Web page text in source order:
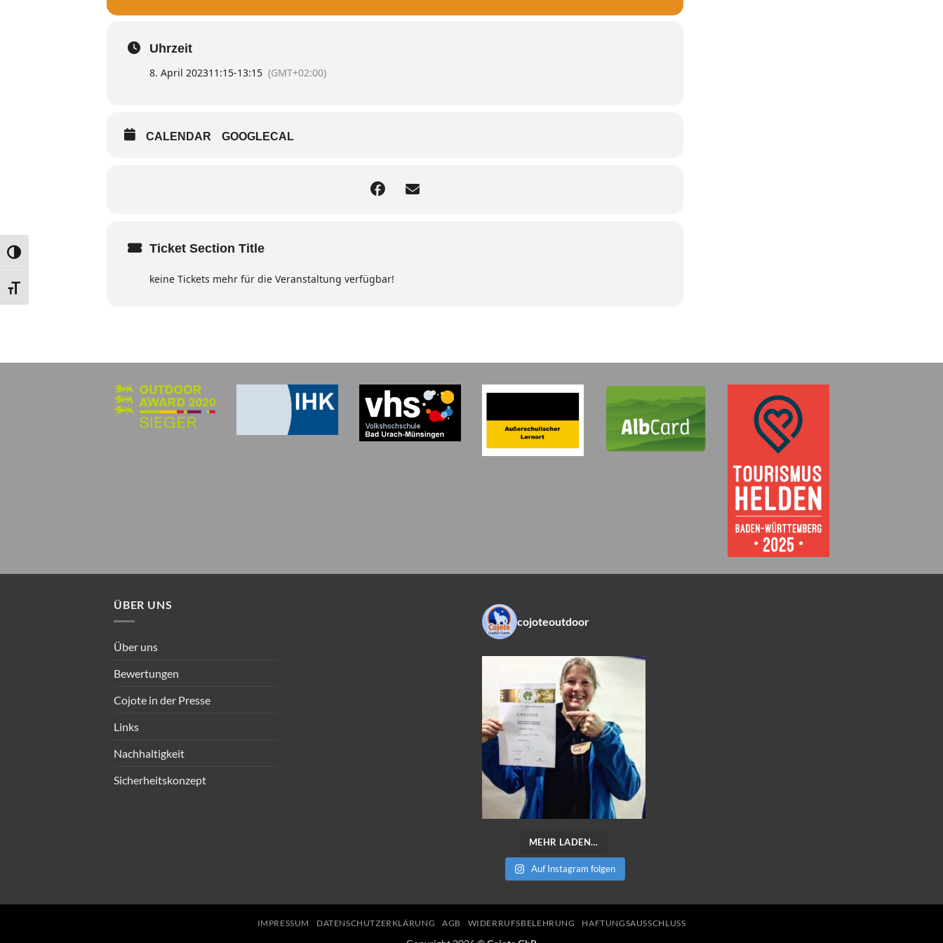
UMSCHALTEN AUF HOHE KONTRASTE
SCHRIFT VERGRÖSSERN
Uhrzeit
8. April 202311:15-13:15 (GMT+02:00)
CALENDAR GOOGLECAL
Ticket Section Title
keine Tickets mehr für die Veranstaltung verfügbar!
ÜBER UNS
Über uns
Bewertungen
Cojote in der Presse
Links
Nachhaltigkeit
Sicherheitskonzept
cojoteoutdoor
MEHR LADEN…
Auf Instagram folgen
IMPRESSUM DATENSCHUTZERKLÄRUNG AGB WIDERRUFSBELEHRUNG HAFTUNGSAUSSCHLUSS